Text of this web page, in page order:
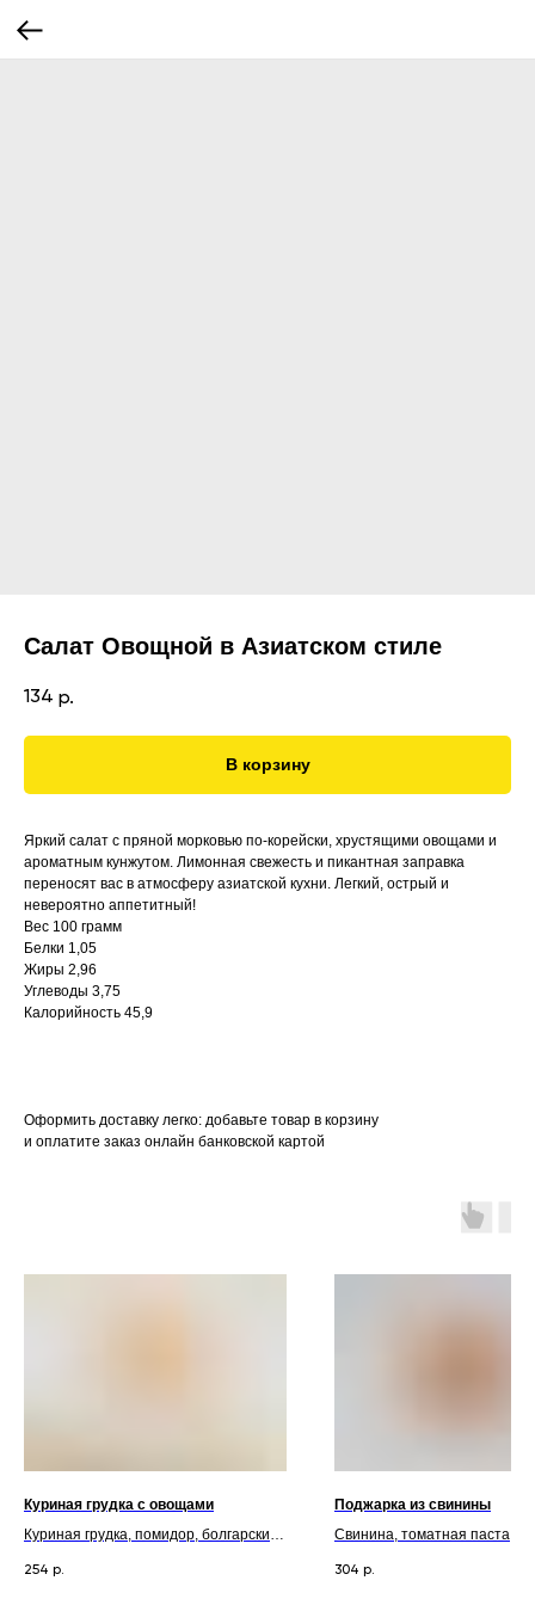
Салат Овощной в Азиатском стиле
134 р.
В корзину
Яркий салат с пряной морковью по-корейски, хрустящими овощами и
ароматным кунжутом. Лимонная свежесть и пикантная заправка
переносят вас в атмосферу азиатской кухни. Легкий, острый и
невероятно аппетитный!
Вес 100 грамм
Белки 1,05
Жиры 2,96
Углеводы 3,75
Калорийность 45,9
Оформить доставку легко: добавьте товар в корзину
и оплатите заказ онлайн банковской картой
Куриная грудка с овощами
Куриная грудка, помидор, болгарский
254 р.
Поджарка из свинины
Свинина, томатная паста,
молотый, аджика, сахар
304 р.